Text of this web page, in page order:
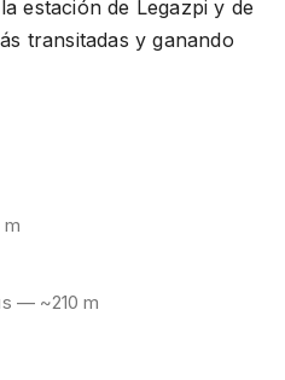
estación de Legazpi y de
transitadas y ganando
— ~210 m